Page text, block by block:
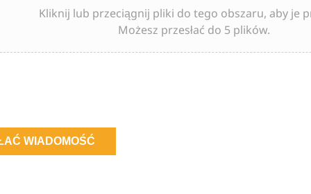
Kliknij lub przeciągnij pliki do tego obszaru, aby je
Możesz przesłać do 5 plików.
WIADOMOŚĆ